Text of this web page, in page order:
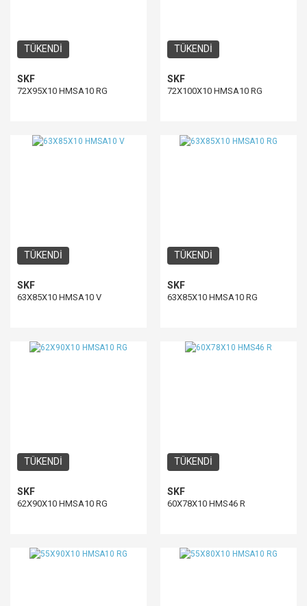
TÜKENDİ
SKF
72X95X10 HMSA10 RG
TÜKENDİ
SKF
72X100X10 HMSA10 RG
TÜKENDİ
SKF
63X85X10 HMSA10 V
TÜKENDİ
SKF
63X85X10 HMSA10 RG
TÜKENDİ
SKF
62X90X10 HMSA10 RG
TÜKENDİ
SKF
60X78X10 HMS46 R